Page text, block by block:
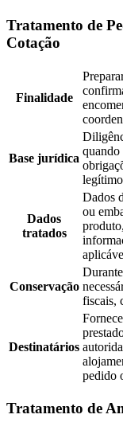
Tratamento de
Cotação
Finalidade
Base jurídica
quando
Dados
tratados
Dados
ou
Conservação
fiscais,
Destinatários
pedido
Tratamento de